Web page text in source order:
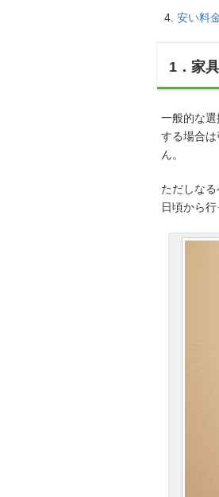
安い料
1．家
一般的な
する場合
ん。
ただしな
日頃から